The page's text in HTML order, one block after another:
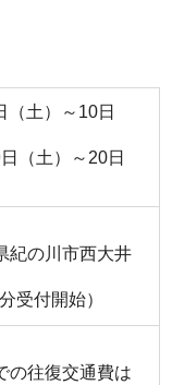
（土）～10日
（土）～20日
紀の川市西大井
受付開始）
の往復交通費は